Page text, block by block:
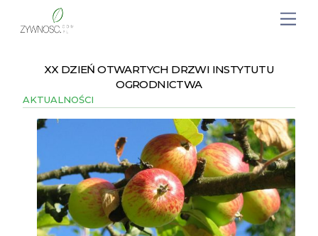
XX DZIEŃ OTWARTYCH DRZWI INSTYTUTU
OGRODNICTWA
AKTUALNOŚCI